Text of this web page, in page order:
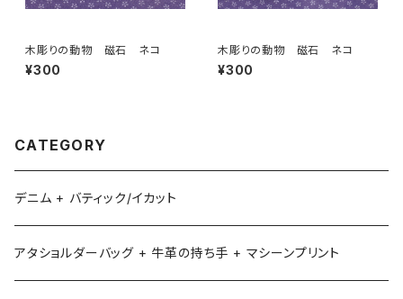
木彫りの動物 磁石 ネコ
¥300
木彫りの動物 磁石 ネコ
¥300
CATEGORY
デニム + バティック/イカット
アタショルダーバッグ + 牛革の持ち手 + マシーンプリント